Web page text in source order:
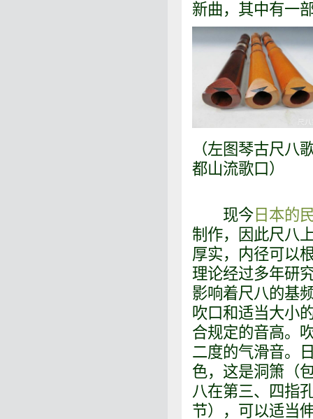
新曲，其中有一
（左图琴古尺八
都山流歌口）
现今 日本的
制作，因此尺八
厚实，内径可以
理论经过多年研
影响着尺八的基
吹口和适当大小
合规定的音高。
二度的气滑音。
色，这是洞箫（
八在第三、四指
节），可以适当